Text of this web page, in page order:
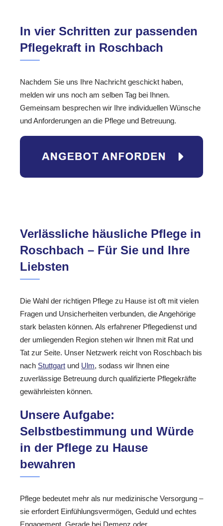
In vier Schritten zur passenden
Pflegekraft in Roschbach
Nachdem Sie uns Ihre Nachricht geschickt haben,
melden wir uns noch am selben Tag bei Ihnen.
Gemeinsam besprechen wir Ihre individuellen Wünsche
und Anforderungen an die Pflege und Betreuung.
Verlässliche häusliche Pflege in
Roschbach – Für Sie und Ihre
Liebsten
Die Wahl der richtigen Pflege zu Hause ist oft mit vielen
Fragen und Unsicherheiten verbunden, die Angehörige
stark belasten können. Als erfahrener Pflegedienst und
der umliegenden Region stehen wir Ihnen mit Rat und
Tat zur Seite. Unser Netzwerk reicht von Roschbach bis
nach Stuttgart und Ulm, sodass wir Ihnen eine
zuverlässige Betreuung durch qualifizierte Pflegekräfte
gewährleisten können.
Unsere Aufgabe:
Selbstbestimmung und Würde
in der Pflege zu Hause
bewahren
Pflege bedeutet mehr als nur medizinische Versorgung –
sie erfordert Einfühlungsvermögen, Geduld und echtes
Engagement. Gerade bei Demenz oder